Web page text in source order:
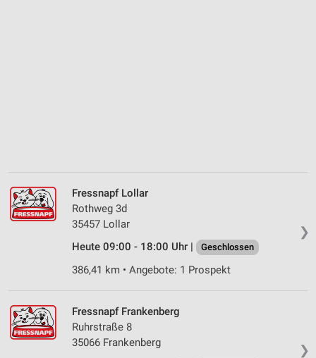
❯
Fressnapf Lollar
Rothweg 3d
35457 Lollar
Heute 09:00 - 18:00 Uhr |
Geschlossen
386,41 km • Angebote: 1 Prospekt
❯
Fressnapf Frankenberg
Ruhrstraße 8
35066 Frankenberg